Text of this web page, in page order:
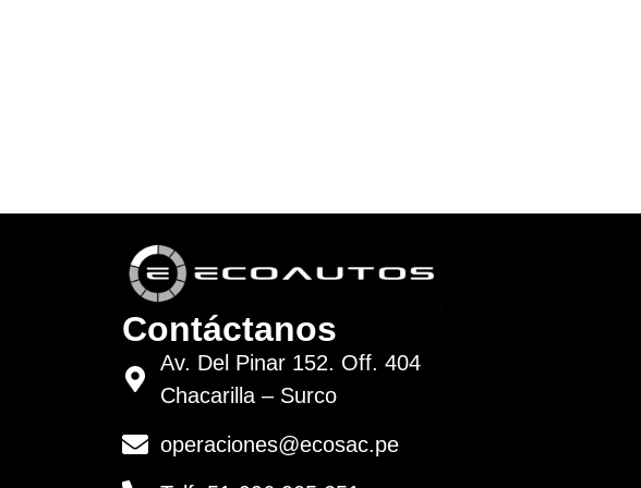
Contáctanos
Av. Del Pinar 152. Off. 404
Chacarilla – Surco
operaciones@ecosac.pe